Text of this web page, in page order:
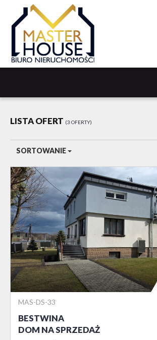
LISTA OFERT 3 OFERTY
SORTOWANIE
MAS-DS-33
BESTWINA
DOM NA SPRZEDAŻ